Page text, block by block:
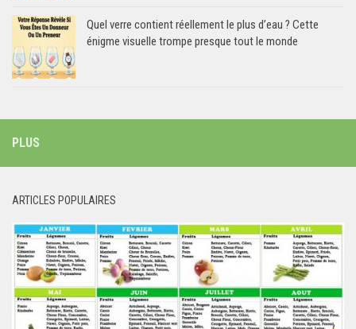
Quel verre contient réellement le plus d’eau ? Cette
énigme visuelle trompe presque tout le monde
PLUS
ARTICLES POPULAIRES